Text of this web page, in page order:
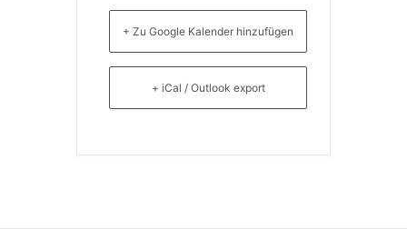
+ Zu Google Kalender hinzufügen
+ iCal / Outlook export